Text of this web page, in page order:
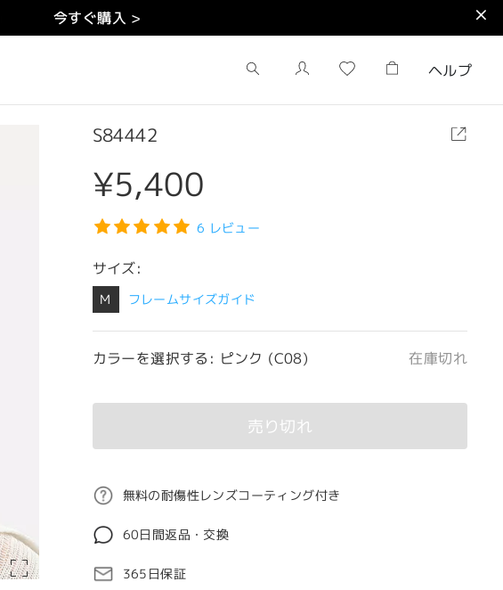
今すぐ購入 >
ヘルプ
S84442
¥5,400
6 レビュー
サイズ:
M フレームサイズガイド
カラーを選択する: ピンク (C08) 在庫切れ
売り切れ
無料の耐傷性レンズコーティング付き
60日間返品・交換
365日保証